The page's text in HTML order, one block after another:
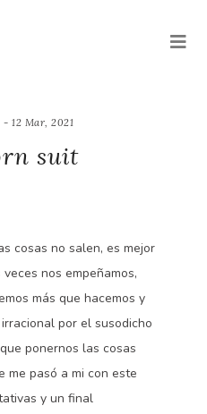
- 12 Mar, 2021
suit
cosas no salen, es mejor
nos empeñamos,
más que hacemos y
por el susodicho
ponernos las cosas
me pasó a mi con este
y un final